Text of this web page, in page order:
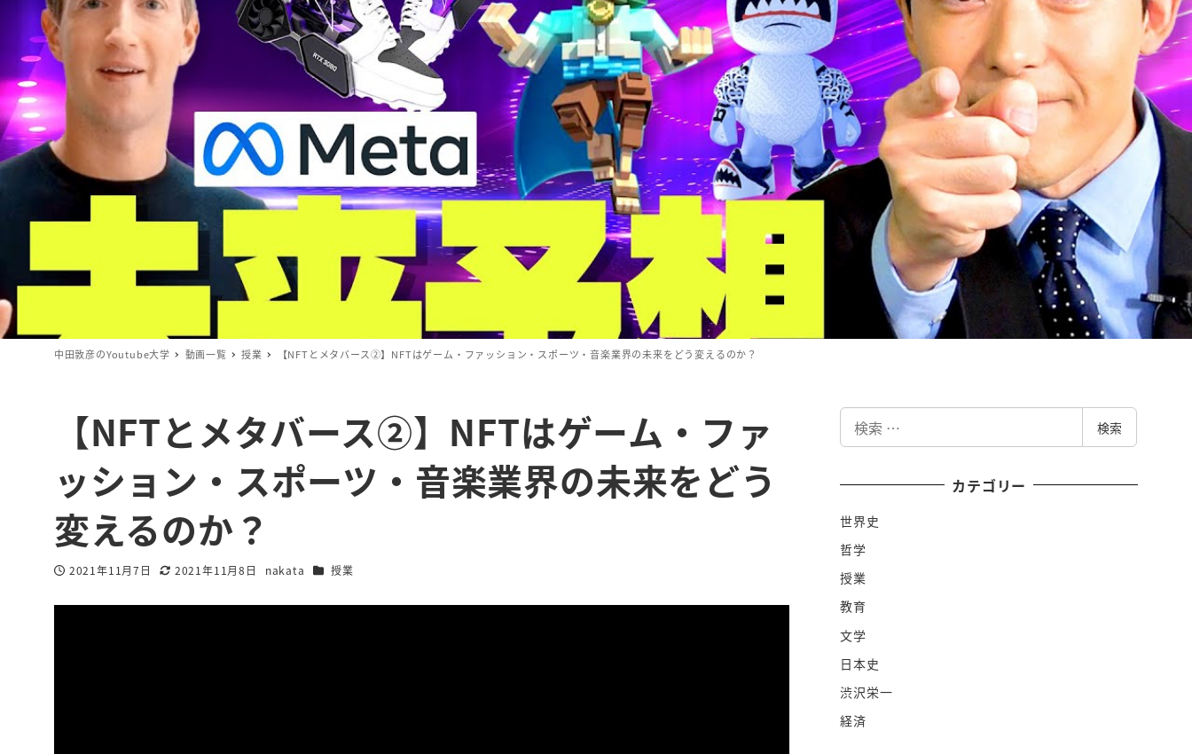
中田敦彦のYoutube大学 動画一覧 授業 【NFTとメタバース②】NFTはゲーム・ファッション・スポーツ・音楽業界の未来をどう変えるのか？
【NFTとメタバース②】NFTはゲーム・ファ
ッション・スポーツ・音楽業界の未来をどう
変えるのか？
投稿日
2021年11月7日
更新日
2021年11月8日
著
nakata カテゴリー
授業
索
検索
カテゴリー
世界史
哲学
授業
教育
文学
日本史
渋沢栄一
経済